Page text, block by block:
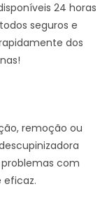
24 horas
seguros e
dos
remoção ou
com
eficaz.